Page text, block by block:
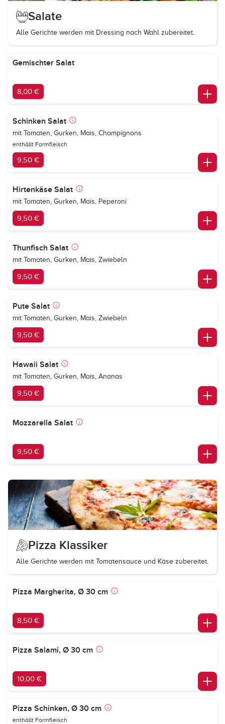
Salate
Alle Gerichte werden mit Dressing nach Wahl zubereitet.
Gemischter Salat
8,00 €
Schinken Salat
mit Tomaten, Gurken, Mais, Champignons
enthällt Formfleisch
9,50 €
Hirtenkäse Salat
mit Tomaten, Gurken, Mais, Peperoni
9,50 €
Thunfisch Salat
mit Tomaten, Gurken, Mais, Zwiebeln
9,50 €
Pute Salat
mit Tomaten, Gurken, Mais, Zwiebeln
9,50 €
Hawaii Salat
mit Tomaten, Gurken, Mais, Ananas
9,50 €
Mozzarella Salat
9,50 €
Pizza Klassiker
Alle Gerichte werden mit Tomatensauce und Käse zubereitet.
Pizza Margherita, Ø 30 cm
8,50 €
Pizza Salami, Ø 30 cm
10,00 €
Pizza Schinken, Ø 30 cm
enthällt Formfleisch